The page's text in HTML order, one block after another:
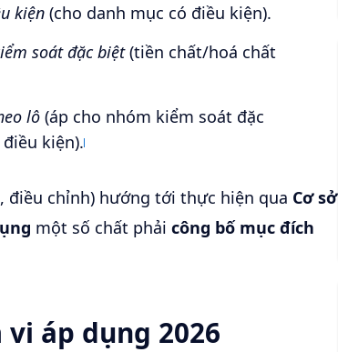
kiện(cho danh mục có điều kiện).
soát đặc biệt(tiền chất/hoá chất
lô(áp cho nhóm kiểm soát đặc
kiện).
điều chỉnh) hướng tới thực hiện qua Cơ sở
một số chất phải công bố mục đích
vi áp dụng 2026